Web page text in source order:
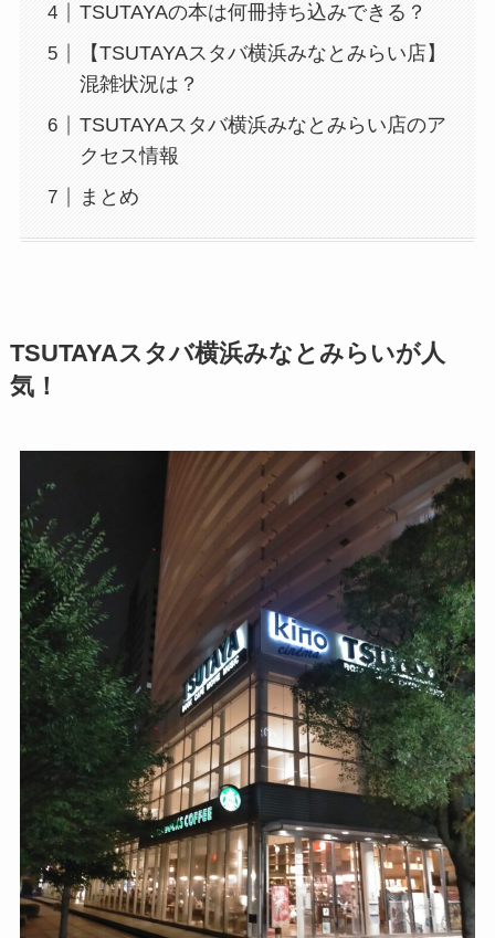
TSUTAYAの本は何冊持ち込みできる？
【TSUTAYAスタバ横浜みなとみらい店】
混雑状況は？
TSUTAYAスタバ横浜みなとみらい店のア
クセス情報
まとめ
TSUTAYAスタバ横浜みなとみらいが人
気！